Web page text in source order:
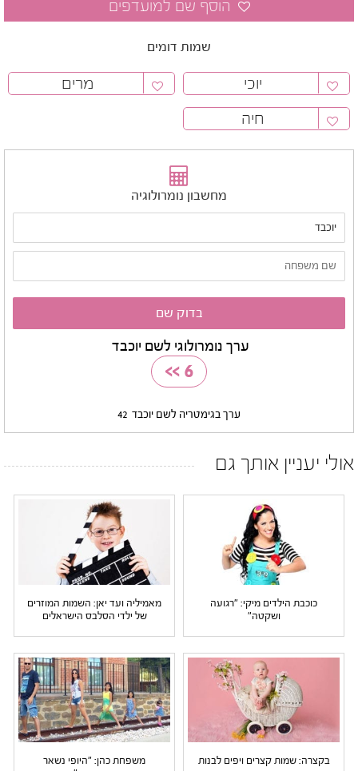
שמות דומים
יוכי
מרים
חיה
מחשבון נומרולוגיה
ערך נומרולוגי לשם יוכבד
6
>>
ערך בגימטריה לשם יוכבד 42
אולי יעניין אותך גם
כוכבת הילדים מיקי: "רגועה
ושקטה"
מאמיליה ועד יאן: השמות המוזרים
של ילדי הסלבס הישראלים
בקצרה: שמות קצרים ויפים לבנות
משפחת כהן: "היופי נשאר